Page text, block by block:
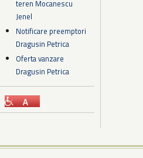
teren Mocanescu
Jenel
Notificare preemptori
Dragusin Petrica
Oferta vanzare
Dragusin Petrica